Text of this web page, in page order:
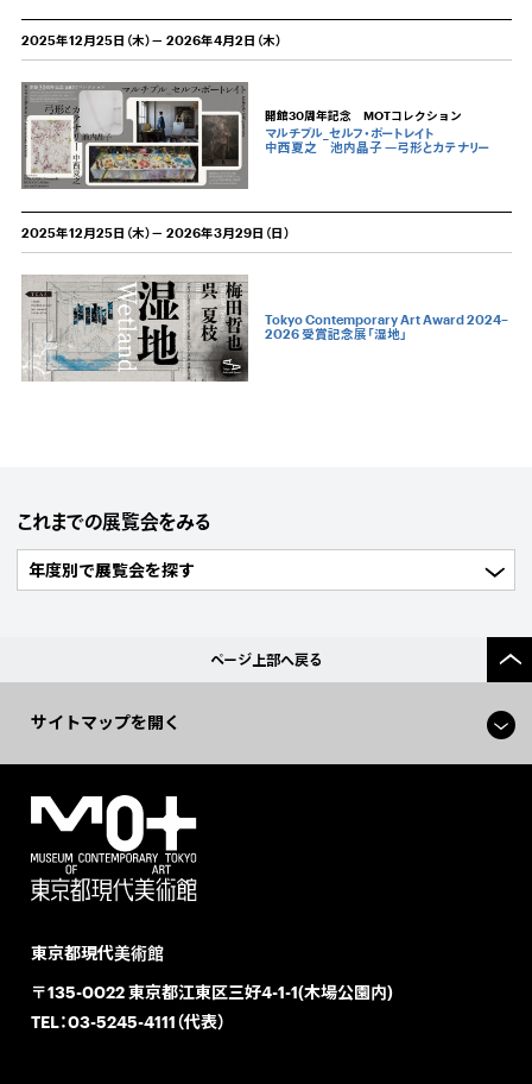
2025年12月25日（木）－ 2026年4月2日（木）
開館30周年記念 MOTコレクション
マルチプル_セルフ・ポートレイト
中西夏之 池内晶子 —弓形とカテナリー
2025年12月25日（木）－ 2026年3月29日（日）
Tokyo Contemporary Art Award 2024–
2026 受賞記念展「湿地」
これまでの展覧会をみる
ページ上部へ戻る
サイトマップを開く
東京都現代美術館
〒135-0022 東京都江東区三好4-1-1(木場公園内)
TEL：03-5245-4111（代表）